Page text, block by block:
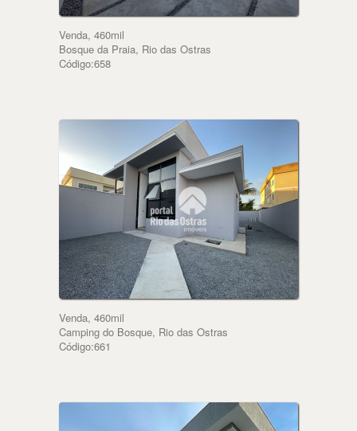
Venda, 460mil
Bosque da Praia, Rio das Ostras
Código:658
Venda, 460mil
Camping do Bosque, Rio das Ostras
Código:661